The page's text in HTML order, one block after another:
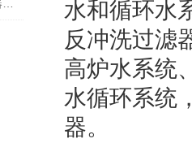
水和循环水
反冲洗过滤
高炉水系统
水循环系统
器。